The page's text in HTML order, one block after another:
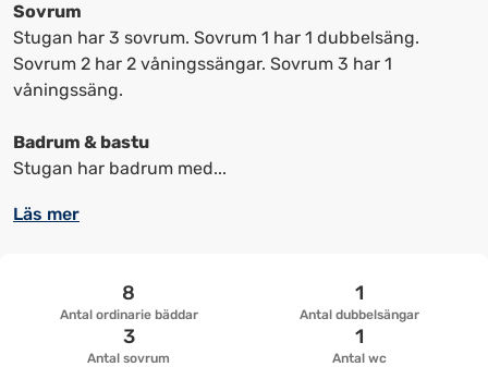
Sovrum
Stugan har 3 sovrum. Sovrum 1 har 1 dubbelsäng.
Sovrum 2 har 2 våningssängar. Sovrum 3 har 1
våningssäng.
Badrum & bastu
Stugan har badrum med...
Läs mer
Antal ordinarie bäddar
8
Antal dubbelsängar
1
Antal sovrum
3
Antal wc
1